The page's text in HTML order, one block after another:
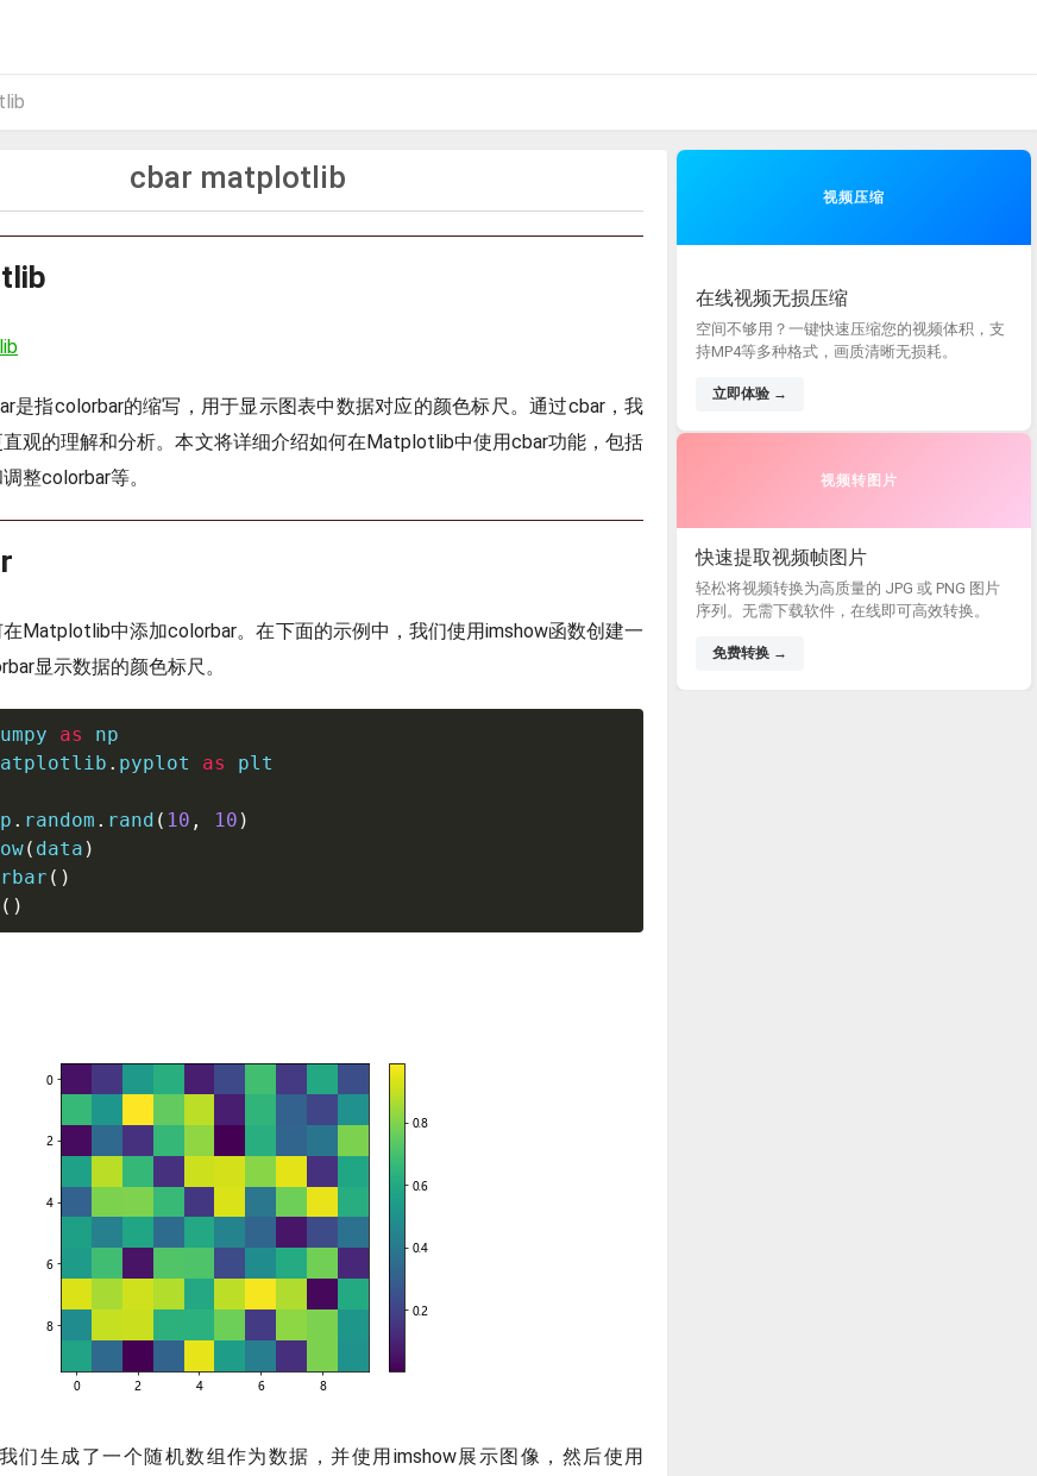
cbar matplotlib
是指colorbar的缩写，用于显示图表中数据对应的颜色标尺。通过cbar，我
观的理解和分析。本文将详细介绍如何在Matplotlib中使用cbar功能，包括
整colorbar等。
Matplotlib中添加colorbar。在下面的示例中，我们使用imshow函数创建一
显示数据的颜色标尺。
as
. pyplot as plt
. random . rand ( 10 , 10 )
( data )
( )
( )
们生成了一个随机数组作为数据，并使用imshow展示图像，然后使用
视频压缩
在线视频无损压缩
空间不够用？一键快速压缩您的视频体积，支
持MP4等多种格式，画质清晰无损耗。
立即体验 →
视频转图片
快速提取视频帧图片
轻松将视频转换为高质量的 JPG 或 PNG 图片
序列。无需下载软件，在线即可高效转换。
免费转换 →